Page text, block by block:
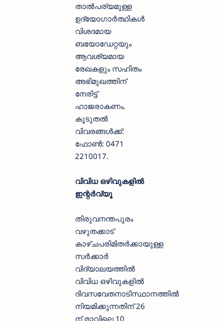
താൽപര്യമുള്ള
ഉദ്യോഗാർത്ഥികൾ
വിശദമായ
ബയോഡേറ്റയും
ആവശ്യമായ
രേഖകളും സഹിതം
അഭിമുഖത്തിന്
നേരിട്ട്
ഹാജരാകണം.
കൂടുതൽ
വിവരങ്ങൾക്ക്:
ഫോൺ: 0471
2210017.
വിവിധ ഒഴിവുകളിൽ
ഇന്റർവ്യൂ
തിരുവനന്തപുരം
വഴുതക്കാട്
കാഴ്ചപരിമിതർക്കായുള്ള
സർക്കാർ
വിദ്യാലയത്തിൽ
വിവിധ ഒഴിവുകളിൽ
ദിവസവേതനാടിസ്ഥാനത്തിൽ
നിയമിക്കുന്നതിന് 26
ന് രാവിലെ 10